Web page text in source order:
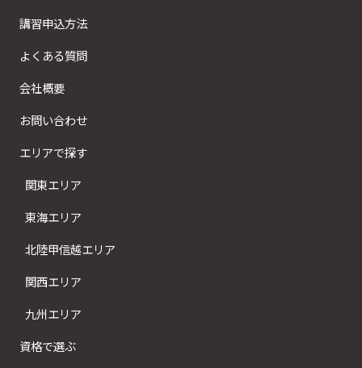
講習申込方法
よくある質問
会社概要
お問い合わせ
エリアで探す
関東エリア
東海エリア
北陸甲信越エリア
関西エリア
九州エリア
資格で選ぶ